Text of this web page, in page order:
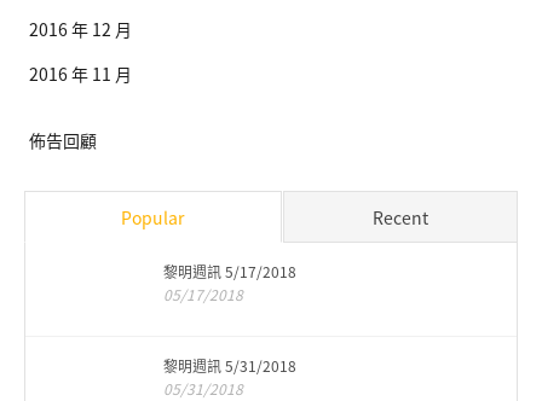
2016 年 12 月
2016 年 11 月
佈告回顧
Popular Recent
黎明週訊 5/17/2018
05/17/2018
黎明週訊 5/31/2018
05/31/2018